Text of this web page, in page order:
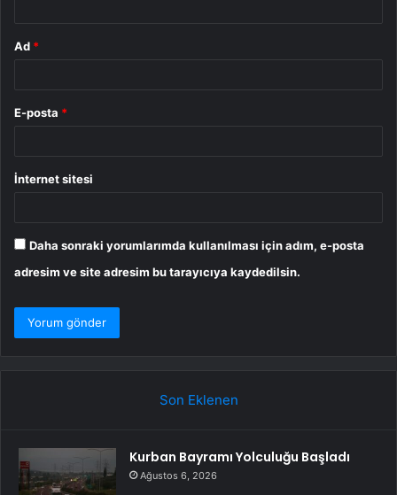
Ad *
E-posta *
İnternet sitesi
Daha sonraki yorumlarımda kullanılması için adım, e-posta
adresim ve site adresim bu tarayıcıya kaydedilsin.
Son Eklenen
Kurban Bayramı Yolculuğu Başladı
Ağustos 6, 2026